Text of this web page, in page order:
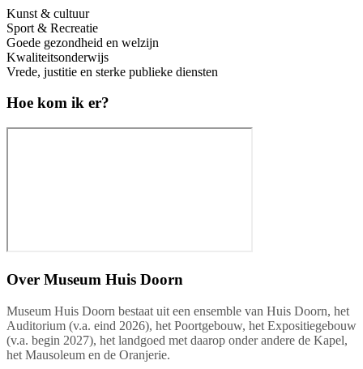
Kunst & cultuur
Sport & Recreatie
Goede gezondheid en welzijn
Kwaliteitsonderwijs
Vrede, justitie en sterke publieke diensten
Hoe kom ik er?
Over Museum Huis Doorn
Museum Huis Doorn bestaat uit een ensemble van Huis Doorn, het
Auditorium (v.a. eind 2026), het Poortgebouw, het Expositiegebouw
(v.a. begin 2027), het landgoed met daarop onder andere de Kapel,
het Mausoleum en de Oranjerie.